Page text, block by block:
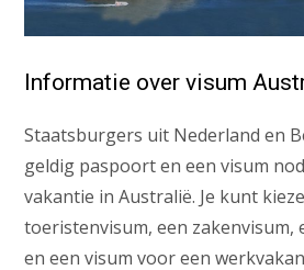
Informatie over visum
Staatsburgers uit Nederland en
geldig paspoort en een visum
vakantie in Australië. Je kunt
toeristenvisum, een zakenvisum,
en een visum voor een